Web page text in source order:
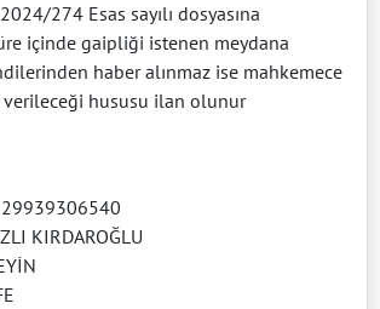
274 Esas sayılı dosyasına
içinde gaipliği istenen meydana
haber alınmaz ise mahkemece
hususu ilan olunur
29939306540
KIRDAROĞLU